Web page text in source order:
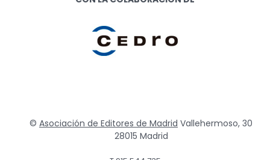
© Asociación de Editores de Madrid Vallehermoso, 30
28015 Madrid